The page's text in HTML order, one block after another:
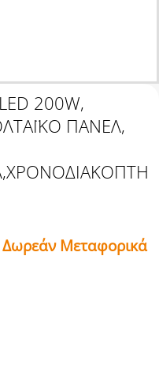
200W,
ΠΑΝΕΛ,
Δωρεάν Μεταφορικά